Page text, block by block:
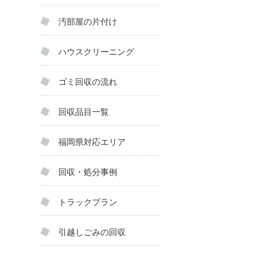
汚部屋の片付け
ハウスクリーニング
ゴミ回収の流れ
回収品目一覧
福岡県対応エリア
回収・処分事例
トラックプラン
引越しごみの回収